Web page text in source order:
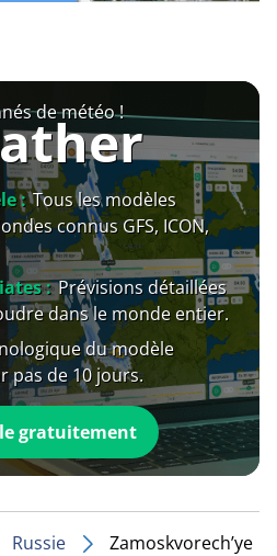
de météo !
: Tous les modèles
connus GFS, ICON,
: Prévisions détaillées
dans le monde entier.
du modèle
pas de 10 jours.
le gratuitement
Russie Zamoskvorech’ye